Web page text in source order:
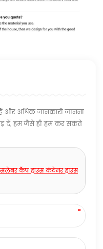
और अधिक जानकारी जानना
दें, हम जैसे ही हम कर सकते
कैंप हाउस कंटेनर हाउस